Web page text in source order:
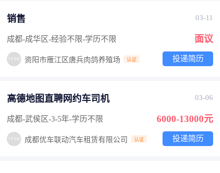
销售 03-11
成都-成华区-经验不限-学历不限 面议
资阳市雁江区唐兵肉鸽养殖场 认证 投递简历
高德地图直聘网约车司机 03-06
成都-武侯区-3-5年-学历不限 6000-13000元
成都优车联动汽车租赁有限公司 认证 投递简历